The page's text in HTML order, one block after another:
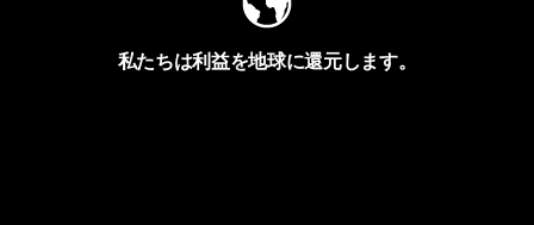
私たちは利益を地球に還元します。